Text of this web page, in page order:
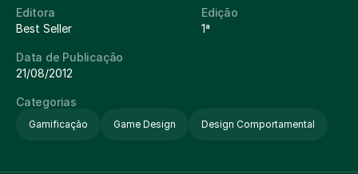
Editora
Best Seller
Edição
1ª
Data de Publicação
21/08/2012
Categorias
Gamificação Game Design Design Comportamental